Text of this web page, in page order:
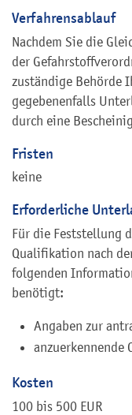
Verfahrensablauf
Nachdem Sie die
der
zuständige Behörde
gegebenenfalls
durch eine
Fristen
keine
Erforderliche
Für die Feststellung
Qualifikation nach
folgenden
benötigt:
Angaben zur
anzuerkennende
Kosten
100 bis 500 EUR